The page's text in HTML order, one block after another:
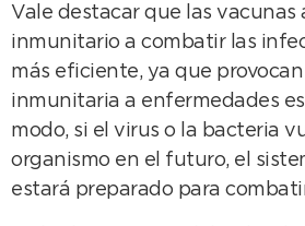
Vale destacar que las vacunas
inmunitario a combatir las
más eficiente, ya que
inmunitaria a enfermedades
modo, si el virus o la bacteria
organismo en el futuro, el
estará preparado para